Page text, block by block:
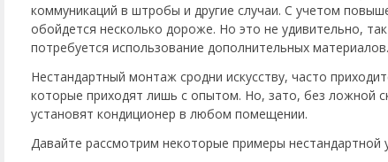
коммуникаций в штробы и другие случаи. С учетом
обойдется несколько дороже. Но это не удивительно,
потребуется использование дополнительных материалов.
Нестандартный монтаж сродни искусству, часто
которые приходят лишь с опытом. Но, зато, без ложной
установят кондиционер в любом помещении.
Давайте рассмотрим некоторые примеры нестандартной